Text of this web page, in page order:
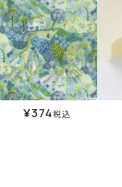
¥374税込